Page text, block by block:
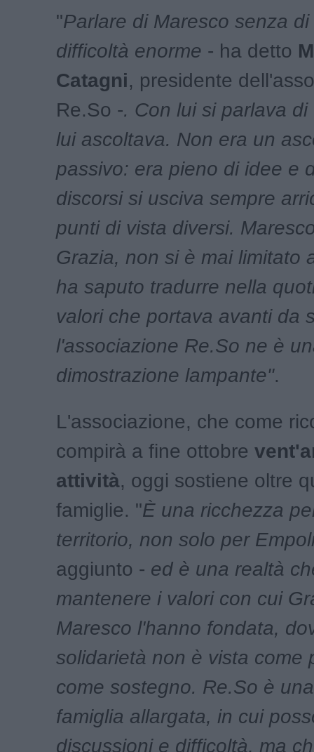
"Parlare di Maresco senza
difficoltà enorme - ha detto
Catagni, presidente
Re.So -. Con lui si parlava
lui ascoltava. Non era un
passivo: era pieno di idee e
discorsi si usciva sempre
punti di vista diversi.
Grazia, non si è mai limitato
ha saputo tradurre nella
valori che portava avanti da
l'associazione Re.So ne è
dimostrazione lampante".
L'associazione, che come
compirà a fine ottobre
attività, oggi sostiene oltre
famiglie. "È una ricchezza
territorio, non solo per
aggiunto - ed è una realtà
mantenere i valori con cui
Maresco l'hanno fondata,
solidarietà non è vista come
come sostegno. Re.So è
famiglia allargata, in cui
discussioni e difficoltà, ma